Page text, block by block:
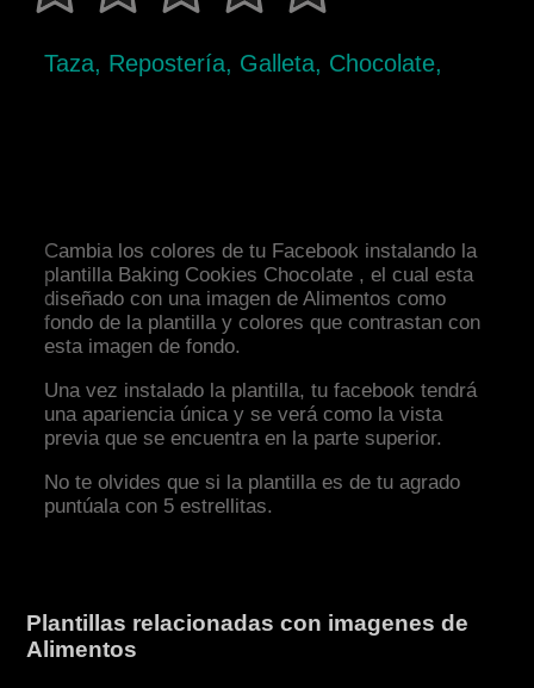
Taza, Repostería, Galleta, Chocolate,
Cambia los colores de tu Facebook instalando la
plantilla Baking Cookies Chocolate , el cual esta
diseñado con una imagen de Alimentos como
fondo de la plantilla y colores que contrastan con
esta imagen de fondo.
Una vez instalado la plantilla, tu facebook tendrá
una apariencia única y se verá como la vista
previa que se encuentra en la parte superior.
No te olvides que si la plantilla es de tu agrado
puntúala con 5 estrellitas.
Plantillas relacionadas con imagenes de
Alimentos